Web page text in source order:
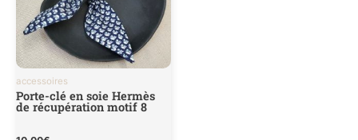
accessoires
Porte-clé en soie Hermès
de récupération motif 8